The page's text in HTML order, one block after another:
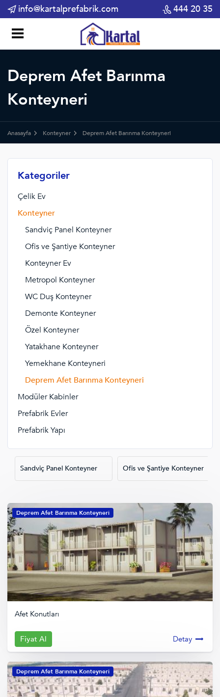
info@kartalprefabrik.com 444 20 35
Deprem Afet Barınma
Konteyneri
Anasayfa Konteyner Deprem Afet Barınma Konteyneri
Kategoriler
Çelik Ev
Konteyner
Sandviç Panel Konteyner
Ofis ve Şantiye Konteyner
Konteyner Ev
Metropol Konteyner
WC Duş Konteyner
Demonte Konteyner
Özel Konteyner
Yatakhane Konteyner
Yemekhane Konteyneri
Deprem Afet Barınma Konteyneri
Modüler Kabinler
Prefabrik Evler
Prefabrik Yapı
Sandviç Panel Konteyner Ofis ve Şantiye Konteyner
Deprem Afet Barınma Konteyneri
Afet Konutları
Fiyat Al Detay
Deprem Afet Barınma Konteyneri